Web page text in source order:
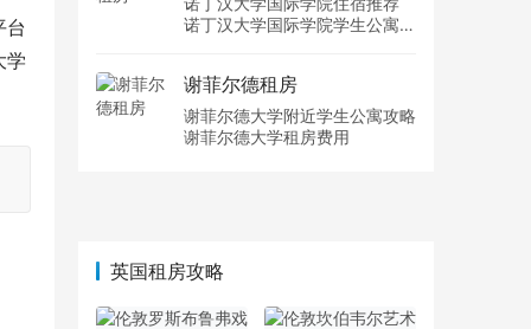
台
学
诺丁汉大学国际学院学生公寓多
谢菲尔德租房
谢菲尔德大学附近学生公寓攻略
谢菲尔德大学租房费用
英国租房攻略